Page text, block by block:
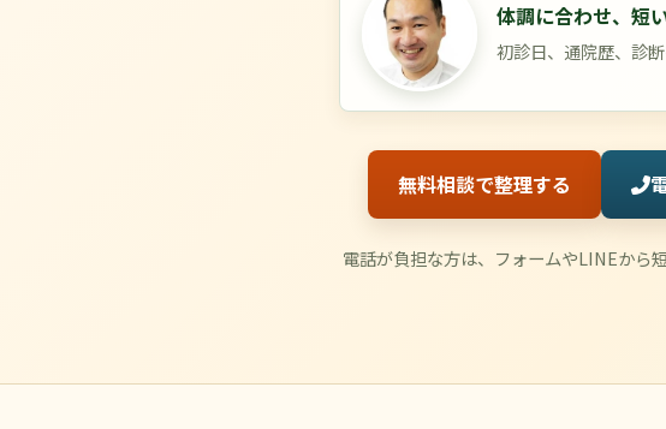
体調に合わせ、短
初診日、通院歴、診
無料相談で整理する
電話が負担な方は、フォームやLINEから